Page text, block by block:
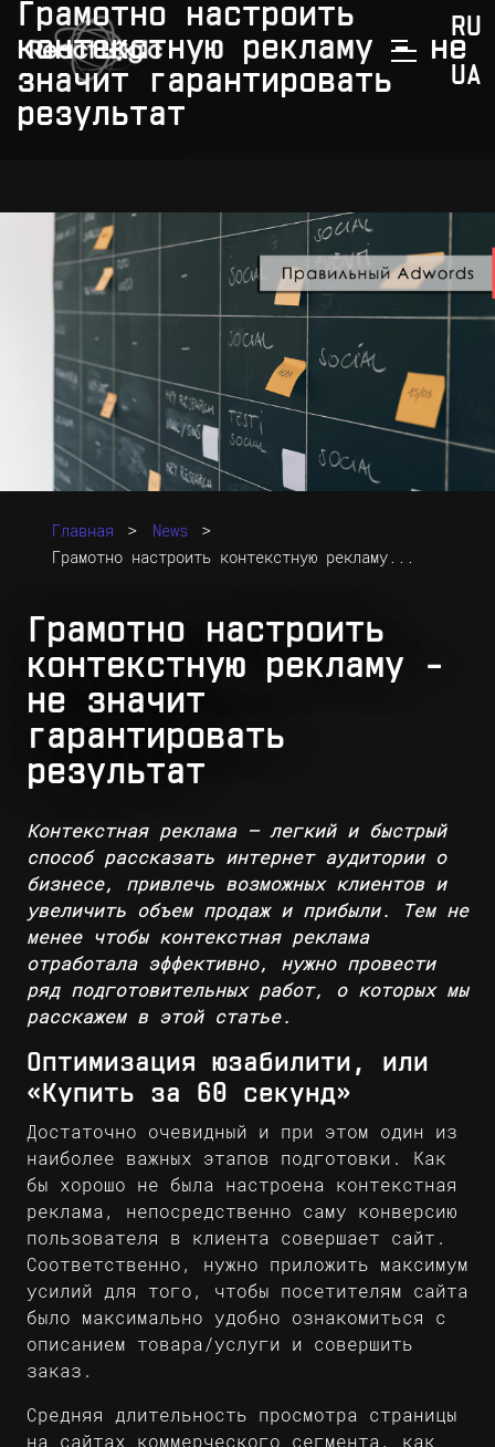
Skip to content
RU
UA
Грамотно настроить
контекстную рекламу – не
значит гарантировать
результат
Главная > News >
Грамотно настроить контекстную рекламу...
Грамотно настроить
контекстную рекламу –
не значит
гарантировать
результат
Контекстная реклама– легкий и быстрый
способ рассказать интернет аудитории о
бизнесе, привлечь возможных клиентов и
увеличить объем продаж и прибыли. Тем не
менее чтобы контекстная реклама
отработала эффективно, нужно провести
ряд подготовительных работ, о которых мы
расскажем в этой статье.
Оптимизация юзабилити, или
«Купить за 60 секунд»
Достаточно очевидный и при этом один из
наиболее важных этапов подготовки. Как
бы хорошо не была настроена контекстная
реклама, непосредственно саму конверсию
пользователя в клиента совершает сайт.
Соответственно, нужно приложить максимум
усилий для того, чтобы посетителям сайта
было максимально удобно ознакомиться с
описанием товара/услуги и совершить
заказ.
Средняя длительность просмотра страницы
на сайтах коммерческого сегмента, как